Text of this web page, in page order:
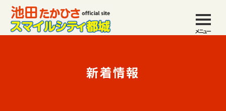
メニュー
新着情報